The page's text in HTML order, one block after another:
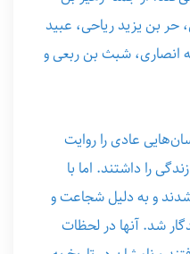
بن یزید ریاحی، عبید
انصاری، شبث بن ربعی و
عادی را روایت
را داشتند. اما با
شدند و به دلیل شجاعت و
شد. آنها در لحظات